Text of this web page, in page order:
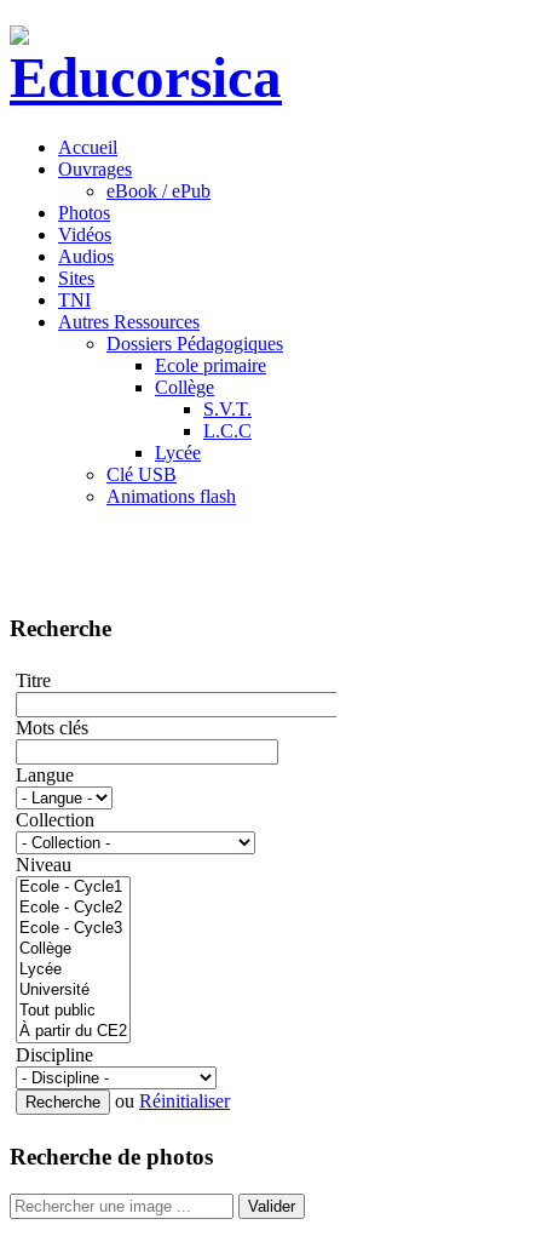
Accueil
Ouvrages
eBook / ePub
Photos
Vidéos
Audios
Sites
TNI
Autres Ressources
Dossiers Pédagogiques
Ecole primaire
Collège
S.V.T.
L.C.C
Lycée
Clé USB
Animations flash
Recherche
Titre
Mots clés
Langue
Collection
Niveau
Discipline
ou Réinitialiser
Recherche de photos
Valider